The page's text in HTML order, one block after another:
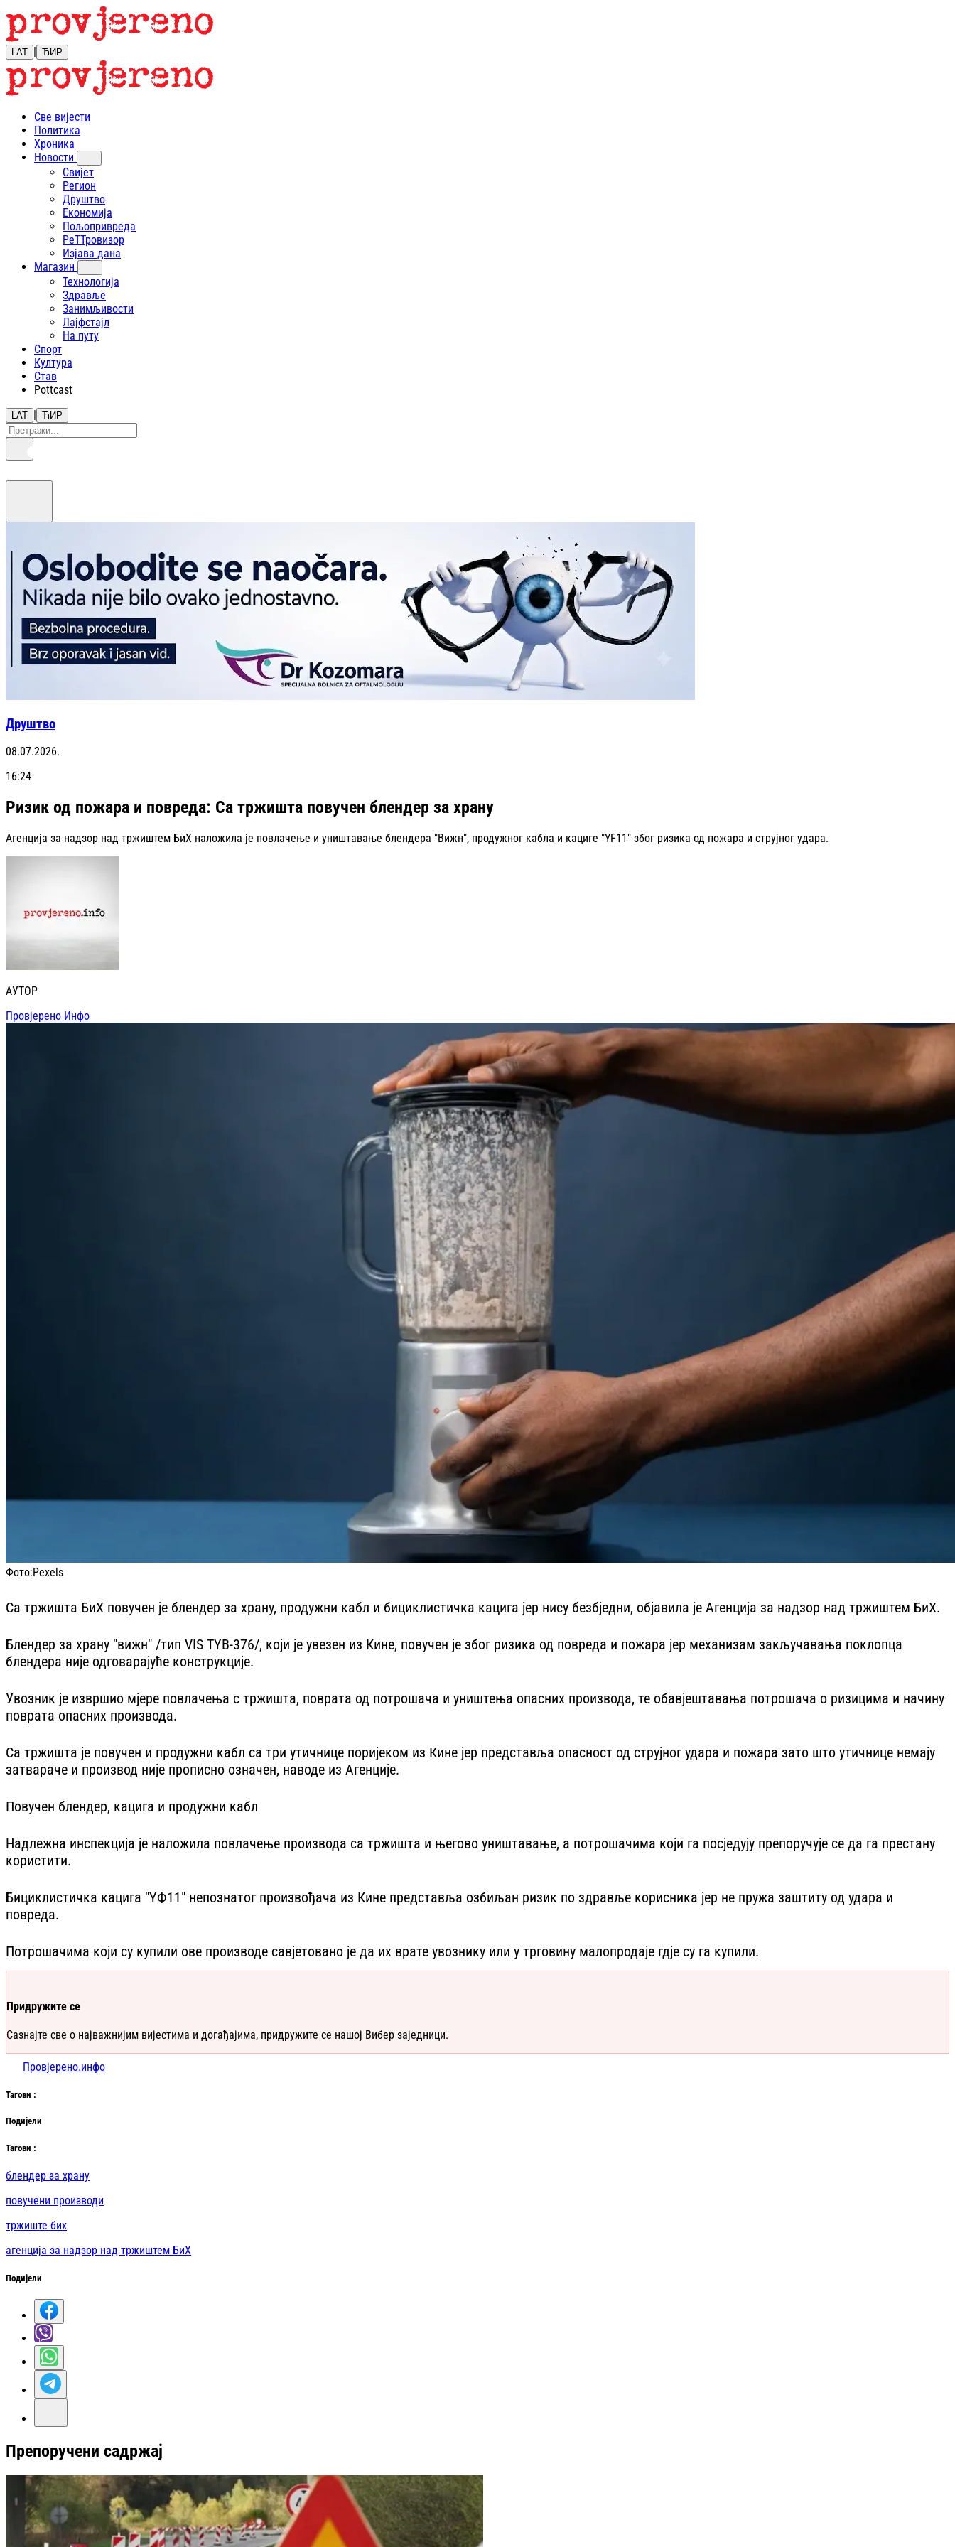
LAT | ЋИР
Све вијести
Политика
Хроника
Новости
Свијет
Регион
Друштво
Економија
Пољопривреда
РеТТровизор
Изјава дана
Магазин
Технологија
Здравље
Занимљивости
Лајфстajл
На путу
Спорт
Култура
Став
Pottcast
LAT | ЋИР
Друштво
08.07.2026.
16:24
Ризик од пожара и повреда: Са тржишта повучен блендер за храну
Агенција за надзор над тржиштем БиХ наложила је повлачење и уништавање блендера "Вижн", продужног кабла и кациге "YF11" због ризика од пожара и струјног удара.
АУТОР
Провјерено Инфо
Фото:Pexels
Са тржишта БиХ повучен је блендер за храну, продужни кабл и бициклистичка кацига јер нису безбједни, објавила је Агенција за надзор над тржиштем БиХ.
Блендер за храну "вижн" /тип VIS TYB-376/, који је увезен из Кине, повучен је због ризика од повреда и пожара јер механизам закључавања поклопца
блендера није одговарајуће конструкције.
Увозник је извршио мјере повлачења с тржишта, поврата од потрошача и уништења опасних производа, те обавјештавања потрошача о ризицима и начину
поврата опасних производа.
Са тржишта је повучен и продужни кабл са три утичнице поријеком из Кине јер представља опасност од струјног удара и пожара зато што утичнице немају
затвараче и производ није прописно означен, наводе из Агенције.
Повучен блендер, кацига и продужни кабл
Надлежна инспекција је наложила повлачење производа са тржишта и његово уништавање, а потрошачима који га посједују препоручује се да га престану
користити.
Бициклистичка кацига "YФ11" непознатог произвођача из Кине представља озбиљан ризик по здравље корисника јер не пружа заштиту од удара и
повреда.
Потрошачима који су купили ове производе савјетовано је да их врате увознику или у трговину малопродаје гдје су га купили.
Придружите се
Сазнајте све о најважнијим вијестима и догађајима, придружите се нашој Вибер заједници.
Провјерено.инфо
Тагови :
Подијели
Тагови :
блендер за храну
повучени производи
тржиште бих
агенција за надзор над тржиштем БиХ
Подијели
Препоручени садржај